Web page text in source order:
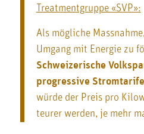
Treatmentgruppe «SVP»:
Als mögliche
Umgang mit Energie zu
Schweizerische
progressive
würde der Preis pro
teurer werden, je mehr